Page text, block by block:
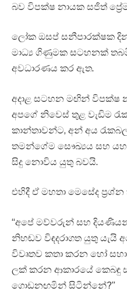
බව විපක්ෂ නායක සජිත්
ලෝක ඔසප් සනීපාරක්ෂක
මාධ්‍ය ගිණුමක සටහනක්
අවධාරණය කර ඇත.
අදාළ සටහන මඟින් විපක්ෂ
අපගේ නිවෙස් තුළ වැඩිම
කාන්තාවන්ට, අන් අය
තමන්ගේම සෞඛ්‍යය සහ
සිදු නොවිය යුතු බවයි.
එහිදී ඒ මහතා මෙසේද
“අපේ මව්වරුන් සහ
නිහඬව විඳදරාගත යුතු යැයි
විවෘතව කතා කරන හෝ
ලක් කරන ආකාරයේ කෙබඳු
ගොඩනඟමින් සිටින්නේ?”